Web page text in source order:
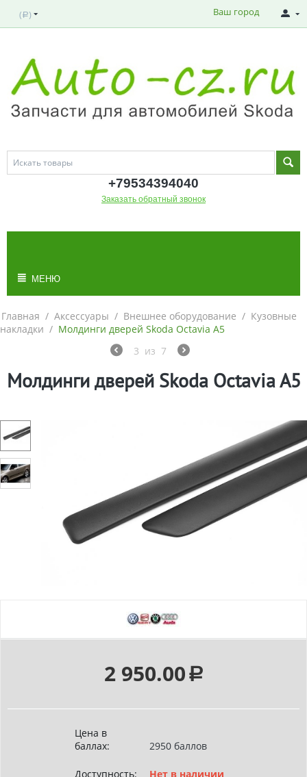
( Р ) Ваш город
+79534394040
Заказать обратный звонок
МЕНЮ
Главная / Аксессуары / Внешнее оборудование / Кузовные
накладки / Молдинги дверей Skoda Octavia A5
3 из 7
Молдинги дверей Skoda Octavia A5
2 950.00 Р
Цена в
баллах:
2950 баллов
Доступность: Нет в наличии